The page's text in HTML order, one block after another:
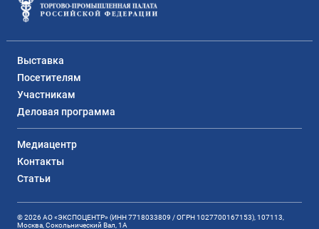
Выставка
Посетителям
Участникам
Деловая программа
Медиацентр
Контакты
Статьи
© 2026 АО «ЭКСПОЦЕНТР» (ИНН 7718033809 / ОГРН 1027700167153), 107113,
Москва, Сокольнический Вал, 1А